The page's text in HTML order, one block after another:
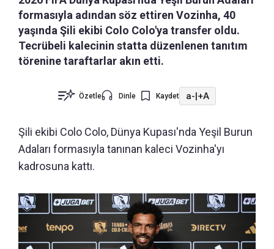
formasıyla adından söz ettiren Vozinha, 40
yaşında Şili ekibi Colo Colo'ya transfer oldu.
Tecrübeli kalecinin statta düzenlenen tanıtım
törenine taraftarlar akın etti.
Özetle Dinle Kaydet a-|+A
Şili ekibi Colo Colo, Dünya Kupası'nda Yeşil Burun
Adaları formasıyla tanınan kaleci Vozinha'yı
kadrosuna kattı.